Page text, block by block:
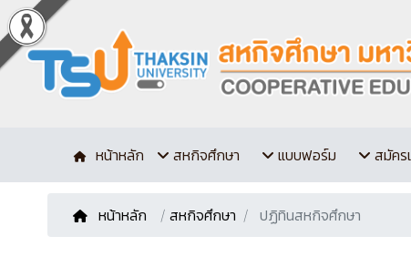
หน้าหลัก สหกิจศึกษา แบบฟอร์ม สมัคร
หน้าหลัก / สหกิจศึกษา ปฏิทินสหกิจศึกษา